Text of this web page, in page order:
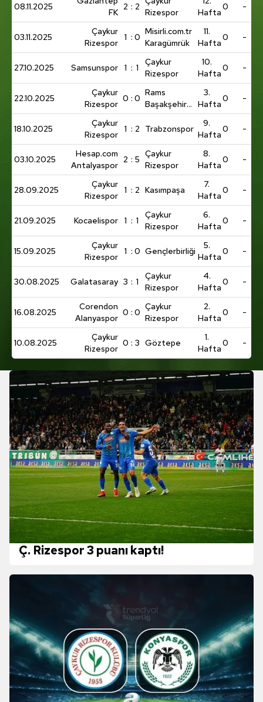
08.11.2025
FK
2 : 2
Rizespor
Hafta
0 -
03.11.2025
Çaykur
Rizespor
1 : 0
Misirli.com.tr
Karagümrük
11.
Hafta
0 -
27.10.2025 Samsunspor 1 : 1
Çaykur
Rizespor
10.
Hafta
0 -
22.10.2025
Çaykur
Rizespor
0 : 0
Rams
Başakşehir
FK
3.
Hafta
0 -
18.10.2025
Çaykur
Rizespor
1 : 2 Trabzonspor
9.
Hafta
0 -
03.10.2025
Hesap.com
Antalyaspor
2 : 5
Çaykur
Rizespor
8.
Hafta
0 -
28.09.2025
Çaykur
Rizespor
1 : 2 Kasımpaşa
7.
Hafta
0 -
21.09.2025 Kocaelispor 1 : 1
Çaykur
Rizespor
6.
Hafta
0 -
15.09.2025
Çaykur
Rizespor
1 : 0 Gençlerbirliği
5.
Hafta
0 -
30.08.2025 Galatasaray 3 : 1
Çaykur
Rizespor
4.
Hafta
0 -
16.08.2025
Corendon
Alanyaspor
0 : 0
Çaykur
Rizespor
2.
Hafta
0 -
10.08.2025
Çaykur
Rizespor
0 : 3 Göztepe
1.
Hafta
0 -
Ç. Rizespor 3 puanı kaptı!